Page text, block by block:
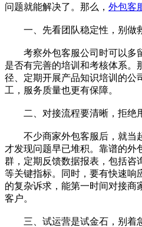
问题就能解决了。那么， 外包客
一、先看团队稳定性，别做
考察外包客服公司时可以多
是否有完善的培训和考核体系。
径、定期开展产品知识培训的公
工，服务质量也更有保障。
二、对接流程要清晰，拒绝
不少商家外包客服后，就当
才发现问题早已堆积。靠谱的外
群，定期反馈数据报表，包括咨
等关键指标。同时，要有快速响
的复杂诉求，能第一时间对接商
客户。
三、试运营是试金石，别着